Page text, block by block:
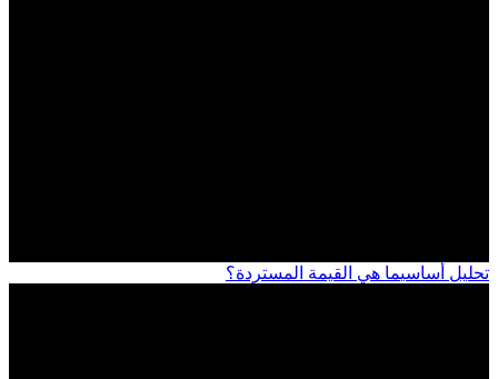
تحليل أساسيما هي القيمة المستردة؟